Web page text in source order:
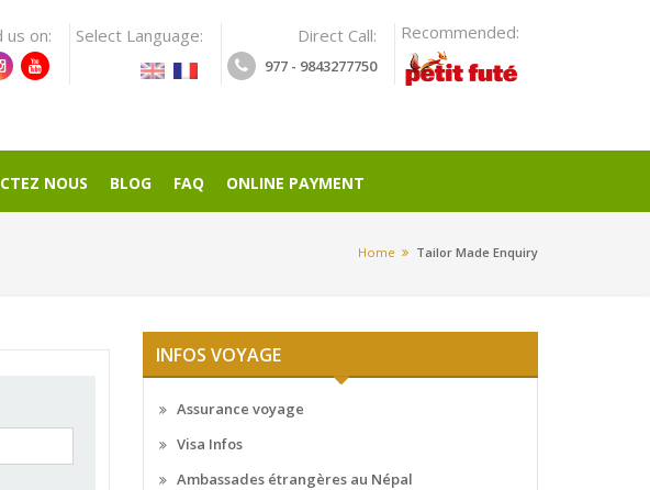
us on: Select Language: Direct Call:
977 - 9843277750
Recommended:
NOUS BLOG FAQ ONLINE PAYMENT
Home Tailor Made Enquiry
INFOS VOYAGE
Assurance voyage
Visa Infos
Ambassades étrangères au Népal